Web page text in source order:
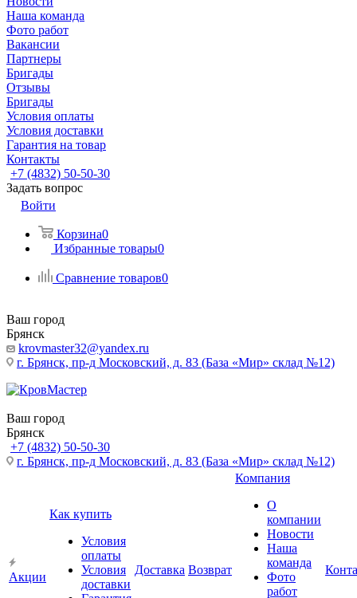
Наша команда
Фото работ
Вакансии
Партнеры
Бригады
Отзывы
Бригады
Условия оплаты
Условия доставки
Гарантия на товар
Контакты
+7 (4832) 50-50-30
Задать вопрос
Войти
Корзина0
Избранные товары0
Сравнение товаров0
Ваш город
Брянск
krovmaster32@yandex.ru
г. Брянск, пр-д Московский, д. 83 (База «Мир» склад №12)
Ваш город
Брянск
+7 (4832) 50-50-30
г. Брянск, пр-д Московский, д. 83 (База «Мир» склад №12)
Акции
Как купить
Условия
оплаты
Условия
доставки
Доставка Возврат
Компания
О
компании
Новости
Наша
команда
Фото
работ